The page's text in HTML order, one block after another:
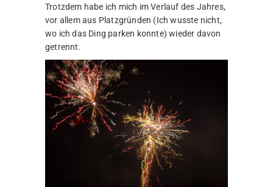
Trotzdem habe ich mich im Verlauf des Jahres,
vor allem aus Platzgründen (Ich wusste nicht,
wo ich das Ding parken konnte) wieder davon
getrennt.